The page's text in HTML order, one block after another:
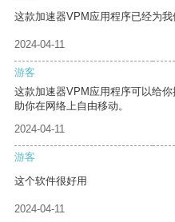
这款加速器VPM应用程序已经为我
2024-04-11
游客
这款加速器VPM应用程序可以给
助你在网络上自由移动。
2024-04-11
游客
这个软件很好用
2024-04-11